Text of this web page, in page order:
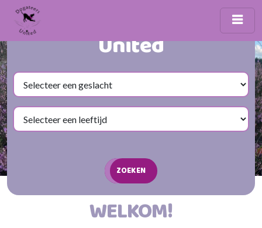
Welkom bij Dogateers
United
ZOEKEN
WELKOM!